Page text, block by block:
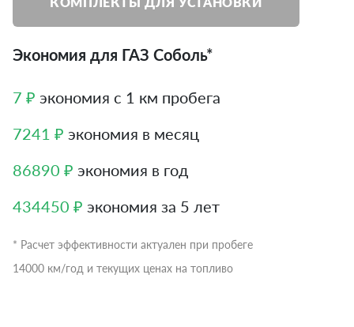
Экономия для ГАЗ Соболь*
7 ₽ экономия с 1 км пробега
7241 ₽ экономия в месяц
86890 ₽ экономия в год
434450 ₽ экономия за 5 лет
* Расчет эффективности актуален при пробеге
14000 км/год и текущих ценах на топливо